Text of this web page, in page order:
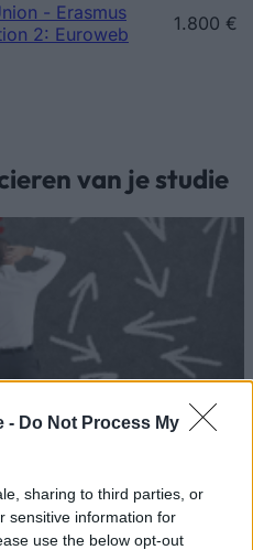
- Do Not Process My
sharing to third parties, or
sensitive information for
use the below opt-out
- Erasmus
2: Euroweb
1.800 €
van je studie
about Scholarships